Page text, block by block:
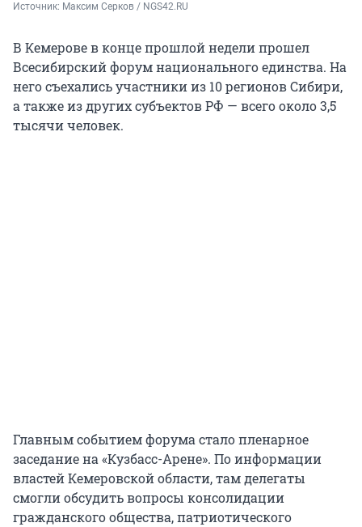
Источник: Максим Серков / NGS42.RU
В Кемерове в конце прошлой недели прошел
Всесибирский форум национального единства. На
него съехались участники из 10 регионов Сибири,
а также из других субъектов РФ — всего около 3,5
тысячи человек.
Главным событием форума стало пленарное
заседание на «Кузбасс-Арене». По информации
властей Кемеровской области, там делегаты
смогли обсудить вопросы консолидации
гражданского общества, патриотического